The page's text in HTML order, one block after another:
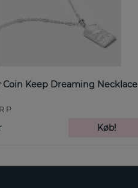
Coin Keep Dreaming Necklace
P
Køb!